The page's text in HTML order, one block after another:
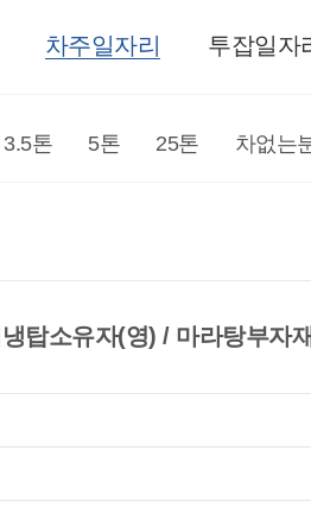
투잡일자
차주일자리
3.5톤 5톤 25톤 차없는
탑소유자(영) / 마라탕부자